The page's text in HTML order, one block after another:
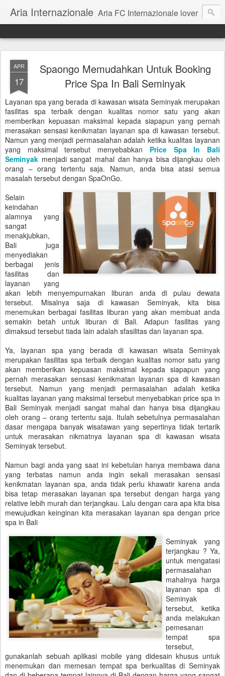
Aria Internazionale Aria FC Internazionale lover
APR
17
Spaongo Memudahkan Untuk Booking
Price Spa In Bali Seminyak
Layanan spa yang berada di kawasan wisata Seminyak merupakan
fasilitas spa terbaik dengan kualitas nomor satu yang akan
memberikan kepuasan maksimal kepada siapapun yang pernah
merasakan sensasi kenikmatan layanan spa di kawasan tersebut.
Namun yang menjadi permasalahan adalah ketika kualitas layanan
yang maksimal tersebut menyebabkan Price Spa In Bali
Seminyak menjadi sangat mahal dan hanya bisa dijangkau oleh
orang – orang tertentu saja. Namun, anda bisa atasi semua
masalah tersebut dengan SpaOnGo.
Selain
keindahan
alamnya yang
sangat
menakjubkan,
Bali juga
menyediakan
berbagai jenis
fasilitas dan
layanan yang
akan lebih menyempurnakan liburan anda di pulau dewata
tersebut. Misalnya saja di kawasan Seminyak, kita bisa
menemukan berbagai fasilitas liburan yang akan membuat anda
semakin betah untuk liburan di Bali. Adapun fasilitas yang
dimaksud tersebut tiada lain adalah sfasilitas dan layanan spa.
Ya, layanan spa yang berada di kawasan wisata Seminyak
merupakan fasilitas spa terbaik dengan kualitas nomor satu yang
akan memberikan kepuasan maksimal kepada siapapun yang
pernah merasakan sensasi kenikmatan layanan spa di kawasan
tersebut. Namun yang menjadi permasalahan adalah ketika
kualitas layanan yang maksimal tersebut menyebabkan price spa in
Bali Seminyak menjadi sangat mahal dan hanya bisa dijangkau
oleh orang – orang tertentu saja. Itulah sebetulnya permasalahan
dasar mengapa banyak wisatawan yang sepertinya tidak tertarik
untuk merasakan nikmatnya layanan spa di kawasan wisata
Seminyak tersebut.
Namun bagi anda yang saat ini kebetulan hanya membawa dana
yang terbatas namun anda ingin sekali merasakan sensasi
kenikmatan layanan spa, anda tidak perlu khawatir karena anda
bisa tetap merasakan layanan spa tersebut dengan harga yang
relative lebih murah dan terjangkau. Lalu dengan cara apa kita bisa
mewujudkan keinginan kita merasakan layanan spa dengan price
spa in Bali
Seminyak yang
terjangkau ? Ya,
untuk mengatasi
permasalahan
mahalnya harga
layanan spa di
Seminyak
tersebut, ketika
anda melakukan
pemesanan
tempat spa
tersebut,
gunakanlah sebuah aplikasi mobile yang didesain khusus untuk
menemukan dan memesan tempat spa berkualitas di Seminyak